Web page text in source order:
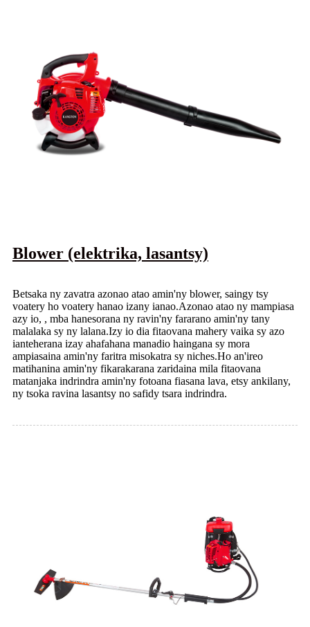
Blower (elektrika, lasantsy)
Betsaka ny zavatra azonao atao amin'ny blower, saingy tsy
voatery ho voatery hanao izany ianao.Azonao atao ny mampiasa
azy io, , mba hanesorana ny ravin'ny fararano amin'ny tany
malalaka sy ny lalana.Izy io dia fitaovana mahery vaika sy azo
ianteherana izay ahafahana manadio haingana sy mora
ampiasaina amin'ny faritra misokatra sy niches.Ho an'ireo
matihanina amin'ny fikarakarana zaridaina mila fitaovana
matanjaka indrindra amin'ny fotoana fiasana lava, etsy ankilany,
ny tsoka ravina lasantsy no safidy tsara indrindra.